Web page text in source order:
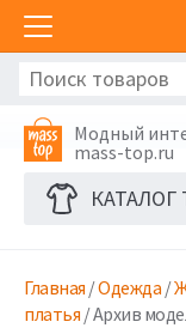
Модный
mass-top.ru
Главная /Одежда /
платья / Архив